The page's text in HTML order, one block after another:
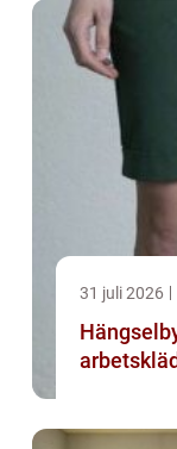
31 juli 2026
Hängselbyxa